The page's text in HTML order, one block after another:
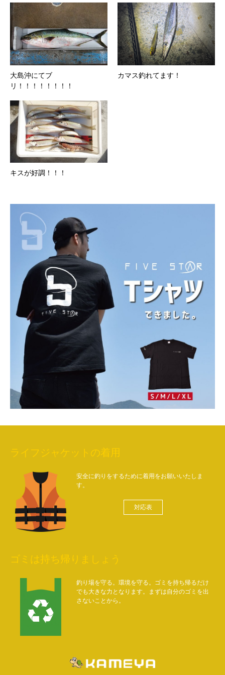
大島沖にてブ
リ！！！！！！！！
カマス釣れてます！
キスが好調！！！
ライフジャケットの着用
安全に釣りをするために着用をお願いいたしま
す。
対応表
ゴミは持ち帰りましょう
釣り場を守る。環境を守る。ゴミを持ち帰るだけ
でも大きな力となります。まずは自分のゴミを出
さないことから。